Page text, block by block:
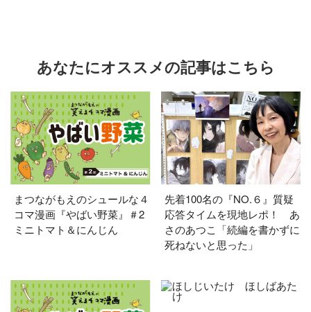
あなたにオススメの記事はこちら
まつながもえのシュールな４
コマ漫画『やばい野菜』＃2
ミニトマト＆にんじん
先着100名の『NO.６』質疑
応答タイムを現地レポ！ あ
さのあつこ「続編を書かずに
死ねないと思った」